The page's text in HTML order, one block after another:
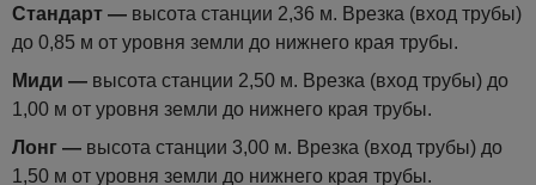
Стандарт — высота станции 2,36 м. Врезка (вход трубы)
до 0,85 м от уровня земли до нижнего края трубы.
Миди — высота станции 2,50 м. Врезка (вход трубы) до
1,00 м от уровня земли до нижнего края трубы.
Лонг — высота станции 3,00 м. Врезка (вход трубы) до
1,50 м от уровня земли до нижнего края трубы.